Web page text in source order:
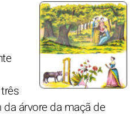
árvore da maçã de